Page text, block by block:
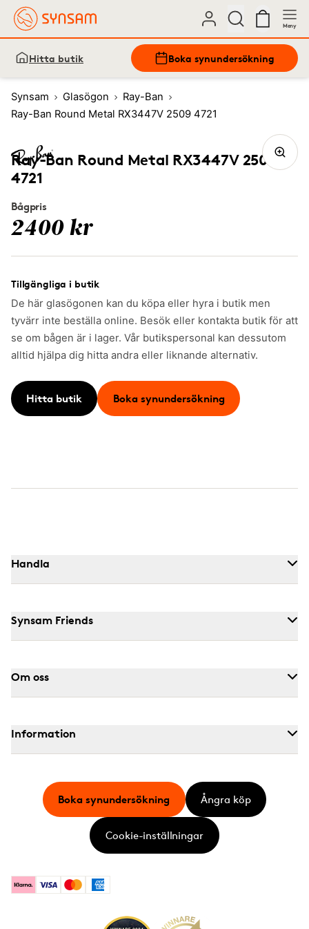
Meny
Hitta butik Boka synundersökning
Synsam Glasögon
Ray-Ban
Ray-Ban Round Metal RX3447V 2509 4721
Ray-Ban Round Metal RX3447V 2509
4721
Bågpris
2400 kr
Tillgängliga i butik
De här glasögonen kan du köpa eller hyra i butik men
tyvärr inte beställa online. Besök eller kontakta butik för att
se om bågen är i lager. Vår butikspersonal kan dessutom
alltid hjälpa dig hitta andra eller liknande alternativ.
Hitta butik Boka synundersökning
Handla
Synsam Friends
Om oss
Information
KlarnaVisa MastercardAmerican Express
Boka synundersökning Ångra köp
Cookie-inställningar